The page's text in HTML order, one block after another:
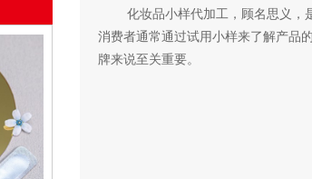
化妆品小样代加工，顾名思义，
消费者通常通过试用小样来了解产品
牌来说至关重要。